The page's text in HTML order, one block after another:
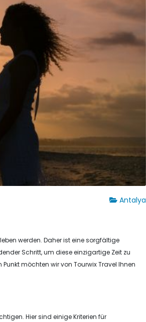
Antalya
werden. Daher ist eine sorgfältige
Schritt, um diese einzigartige Zeit zu
möchten wir von Tourwix Travel Ihnen
Hier sind einige Kriterien für